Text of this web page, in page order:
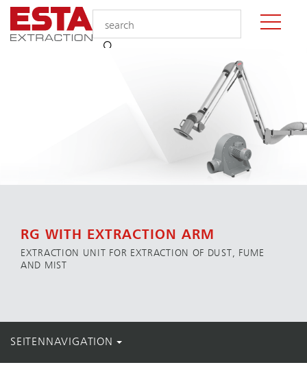
RG WITH EXTRACTION ARM
EXTRACTION UNIT FOR EXTRACTION OF DUST, FUME
AND MIST
SEITENNAVIGATION